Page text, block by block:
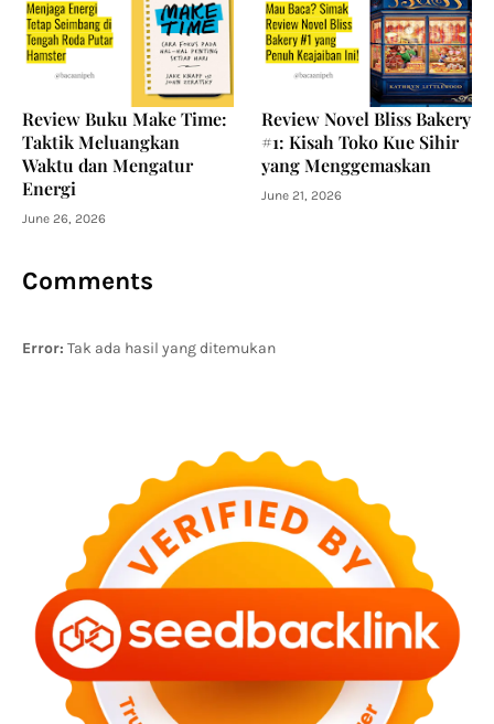
Review Buku Make Time:
Taktik Meluangkan
Waktu dan Mengatur
Energi
June 26, 2026
Review Novel Bliss Bakery
#1: Kisah Toko Kue Sihir
yang Menggemaskan
June 21, 2026
Comments
Error: Tak ada hasil yang ditemukan